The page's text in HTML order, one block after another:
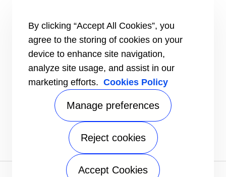
BRONNEN
Brochures
Video's
INFORMATIE VOOR
Leveranciers
Investeerders
Privacykennisgeving|Gebruiksvoorwaarden
By clicking “Accept All Cookies”, you
agree to the storing of cookies on your
device to enhance site navigation,
analyze site usage, and assist in our
marketing efforts. Cookies Policy
Manage preferences
Reject cookies
Accept Cookies